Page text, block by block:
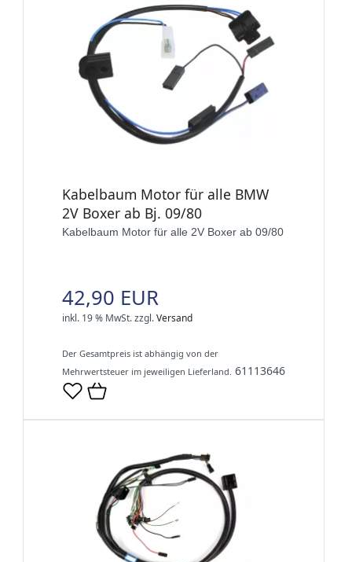
Kabelbaum Motor für alle BMW
2V Boxer ab Bj. 09/80
Kabelbaum Motor für alle 2V Boxer ab 09/80
42,90 EUR
inkl. 19 % MwSt.zzgl.Versand
Der Gesamtpreis ist abhängig von der
Mehrwertsteuer im jeweiligen Lieferland. 61113646